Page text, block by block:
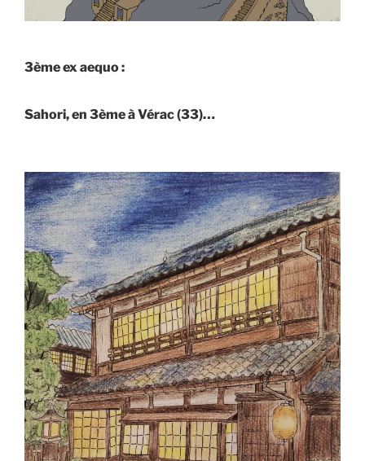
3ème ex aequo :
Sahori, en 3ème à Vérac (33)…